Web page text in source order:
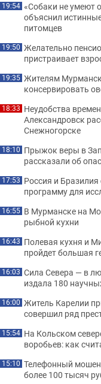
19:54 «Собаки не умеют
объяснил
питомцев
19:50 Желательно
пристраивает
19:35 Жителям
консервировать
18:33 Неудобства
Александровск
Снежногорске
18:10 Прыжок веры в
рассказали об
17:53 Россия и
программу для
16:55 В Мурманске на
рыбной кухни
16:43 Полевая кухня и
пройдет большая
16:03 Сила Севера — в
издала 180
16:00 Житель Карелии
совершил ряд
15:54 На Кольском
воробьев: как
15:10 Телефонный
более 100 тысяч